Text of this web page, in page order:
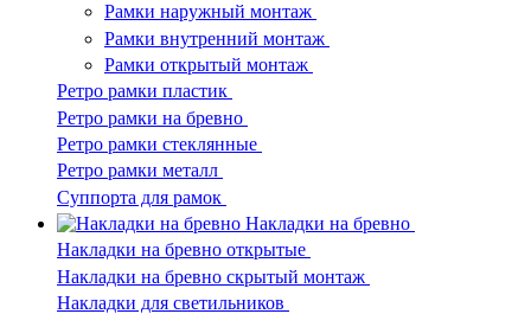
Рамки наружный монтаж
Рамки внутренний монтаж
Рамки открытый монтаж
Ретро рамки пластик
Ретро рамки на бревно
Ретро рамки стеклянные
Ретро рамки металл
Суппорта для рамок
Накладки на бревно
Накладки на бревно открытые
Накладки на бревно скрытый монтаж
Накладки для светильников